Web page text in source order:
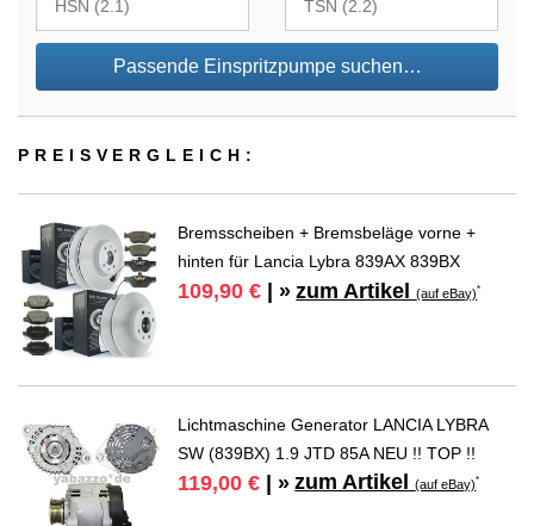
Passende Einspritzpumpe suchen…
PREIS­VER­GLEICH:
Bremsscheiben + Bremsbeläge vorne +
hinten für Lancia Lybra 839AX 839BX
109,90 € | » zum Artikel(auf eBay)*
Lichtmaschine Generator LANCIA LYBRA
SW (839BX) 1.9 JTD 85A NEU !! TOP !!
119,00 € | » zum Artikel(auf eBay)*